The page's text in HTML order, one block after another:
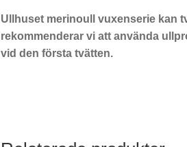
Ullhuset merinoull vuxenserie kan
rekommenderar vi att använda
vid den första tvätten.